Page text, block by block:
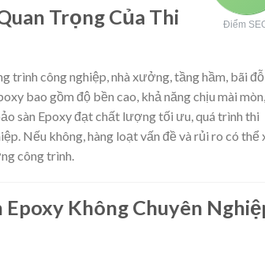
Điểm
Trọng Của Thi
trình công nghiệp, nhà xưởng, tầng hầm, bãi
bao gồm độ bền cao, khả năng chịu mài mòn,
sàn Epoxy đạt chất lượng tối ưu, quá trình thi
Nếu không, hàng loạt vấn đề và rủi ro có thể
công trình.
Không Chuyên